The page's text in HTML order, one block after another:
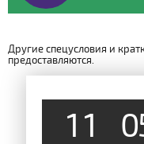
Другие спецусловия и
предоставляются.
1 1 0